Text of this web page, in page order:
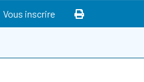
Vous inscrire